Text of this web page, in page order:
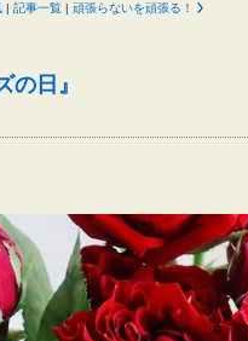
| 記事一覧 | 頑張らないを頑張る！
の日』